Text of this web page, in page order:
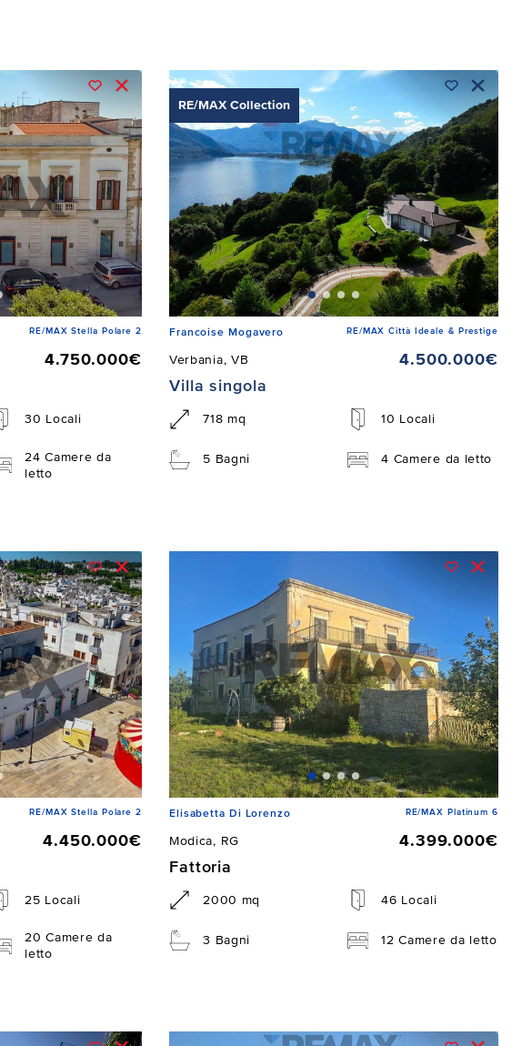
RE/MAX Stella Polare 2
4.750.000€
30 Locali
24 Camere da
letto
RE/MAX Collection
Francoise Mogavero RE/MAX Città Ideale & Prestige
Verbania, VB
4.500.000€
Villa singola
718 mq 10 Locali
5 Bagni 4 Camere da letto
RE/MAX Stella Polare 2
4.450.000€
25 Locali
20 Camere da
letto
Elisabetta Di Lorenzo RE/MAX Platinum 6
Modica, RG
4.399.000€
Fattoria
2000 mq 46 Locali
3 Bagni 12 Camere da letto